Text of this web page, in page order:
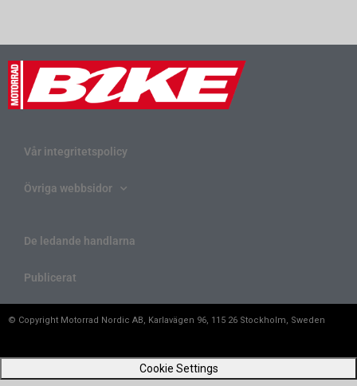
Vår integritetspolicy
Övriga webbsidor
De ledande handlarna
Publicerat
© Copyright Motorrad Nordic AB, Karlavägen 96, 115 26 Stockholm, Sweden
Cookie Settings